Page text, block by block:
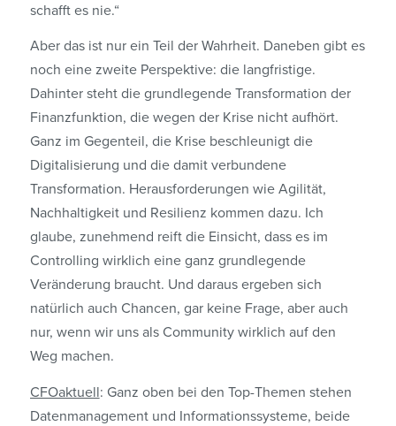
schafft es nie.“
Aber das ist nur ein Teil der Wahrheit. Daneben gibt es
noch eine zweite Perspektive: die lang­fristige.
Dahinter steht die grundlegende Transformation der
Finanzfunktion, die wegen der Krise nicht aufhört.
Ganz im Gegenteil, die Krise beschleunigt die
Digitalisierung und die damit verbundene
Transformation. Herausforderungen wie Agilität,
Nachhaltigkeit und Resilienz kommen dazu. Ich
glaube, zunehmend reift die Einsicht, dass es im
Controlling wirklich eine ganz grundlegende
Veränderung braucht. Und daraus ergeben sich
natürlich auch Chancen, gar keine Frage, aber auch
nur, wenn wir uns als Community wirklich auf den
Weg machen.
CFOaktuell: Ganz oben bei den Top-Themen stehen
Datenmanagement und Informationssysteme, beide